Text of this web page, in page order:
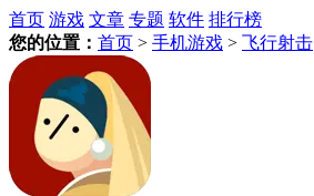
首页 游戏 文章 专题 软件 排行榜
您的位置： 首页 > 手机游戏 > 飞行射击